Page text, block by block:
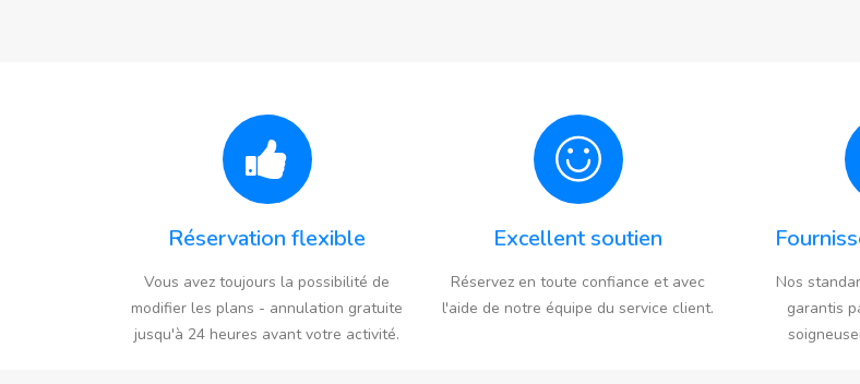
Réservation flexible
Vous avez toujours la possibilité de
modifier les plans - annulation gratuite
jusqu'à 24 heures avant votre activité.
Excellent soutien
Réservez en toute confiance et avec
l'aide de notre équipe du service client.
Nos
garantis